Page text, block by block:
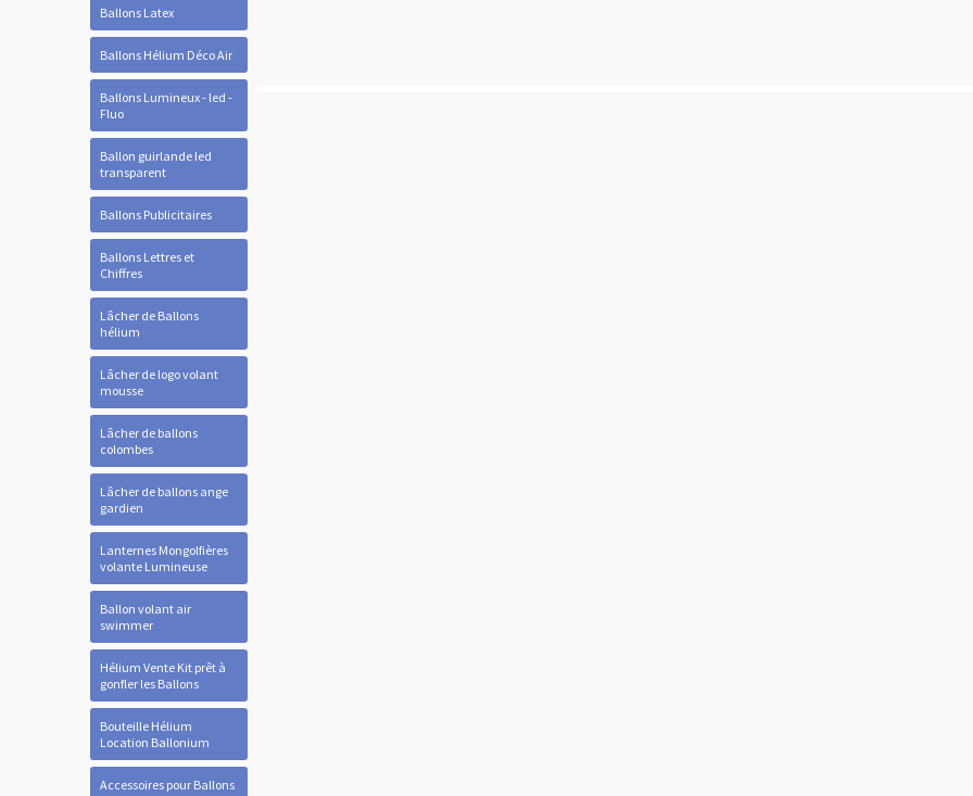
Ballons Latex
Ballons Hélium Déco Air
Ballons Lumineux - led -
Fluo
Ballon guirlande led
transparent
Ballons Publicitaires
Ballons Lettres et
Chiffres
Lâcher de Ballons
hélium
Lâcher de logo volant
mousse
Lâcher de ballons
colombes
Lâcher de ballons ange
gardien
Lanternes Mongolfières
volante Lumineuse
Ballon volant air
swimmer
Hélium Vente Kit prêt à
gonfler les Ballons
Bouteille Hélium
Location Ballonium
Accessoires pour Ballons